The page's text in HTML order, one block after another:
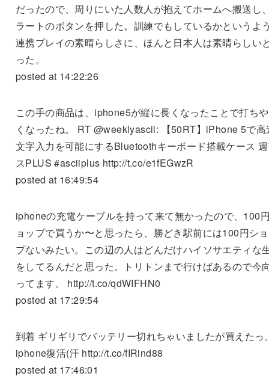
だったので、周りにいた人数人が抱えてホームへ搬送し
ラートのボタンを押した。訓練でもしているかというよ
連携プレイの素晴らしさに、ほんと日本人は素晴らしい
った。
posted at 14:22:26
この手の商品は、iphone5が縦に長くなったことで打ち
くなったね。 RT @weeklyascii: 【50RT】iPhone 5で高
文字入力を可能にするBluetoothキーボード搭載ケース
スPLUS #asciiplus http://t.co/e1fEGwzR
posted at 16:49:54
iphoneの充電ケーブルを持って来て無かったので、100
ョップで買うか〜と思ったら、勝どき駅前には100円シ
プないみたい。この辺の人はどんだけハイソサエティな
をしてるんだと思った。トリトンまで行けばあるので今
ってます。 http://t.co/qdWIFHN0
posted at 17:29:54
到着 ギリギリでバッテリー切れちゃいましたが買えたっ
iphone復活(汗 http://t.co/fIRind88
posted at 17:46:01